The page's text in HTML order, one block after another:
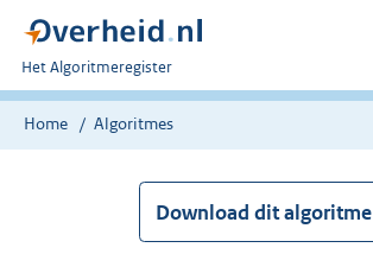
U
bent
nu
Het Algoritmeregister
Home Algoritmes
Download dit algoritme